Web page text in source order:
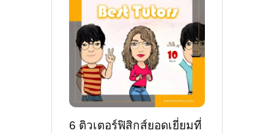
6 ติวเตอร์ฟิสิกส์ยอดเยี่ยมที่